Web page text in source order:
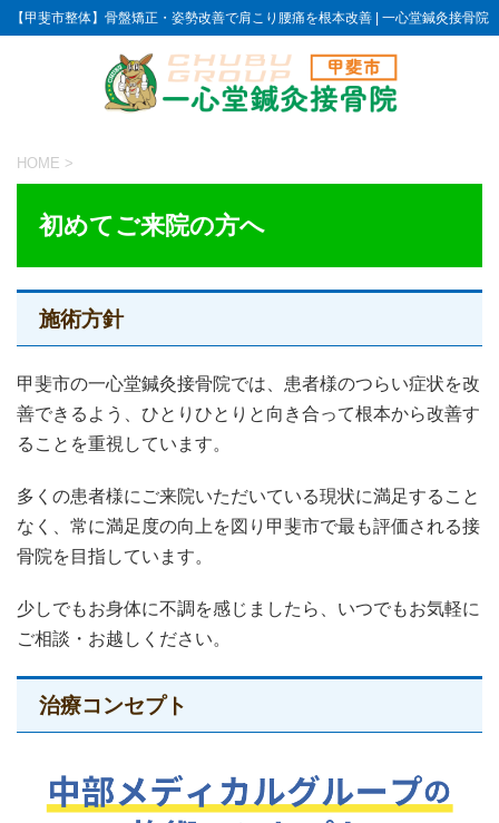
【甲斐市整体】骨盤矯正・姿勢改善で肩こり腰痛を根本改善 | 一心堂鍼灸接骨院
HOME >
初めてご来院の方へ
施術方針
甲斐市の一心堂鍼灸接骨院では、患者様のつらい症状を改
善できるよう、ひとりひとりと向き合って根本から改善す
ることを重視しています。
多くの患者様にご来院いただいている現状に満足すること
なく、常に満足度の向上を図り甲斐市で最も評価される接
骨院を目指しています。
少しでもお身体に不調を感じましたら、いつでもお気軽に
ご相談・お越しください。
治療コンセプト